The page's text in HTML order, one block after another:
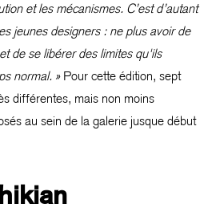
et les mécanismes. C’est d’autant
jeunes designers : ne plus avoir de
de se libérer des limites qu'ils
normal. » Pour cette édition, sept
différentes, mais non moins
au sein de la galerie jusque début